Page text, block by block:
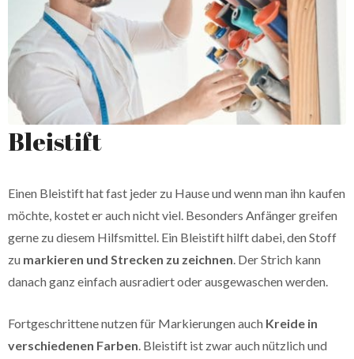
Bleistift
Einen Bleistift hat fast jeder zu Hause und wenn man ihn kaufen
möchte, kostet er auch nicht viel. Besonders Anfänger greifen
gerne zu diesem Hilfsmittel. Ein Bleistift hilft dabei, den Stoff
zu markieren und Strecken zu zeichnen. Der Strich kann
danach ganz einfach ausradiert oder ausgewaschen werden.
Fortgeschrittene nutzen für Markierungen auch Kreide in
verschiedenen Farben. Bleistift ist zwar auch nützlich und